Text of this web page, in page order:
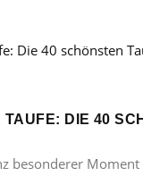
TAUFE: DIE 40
besonderer